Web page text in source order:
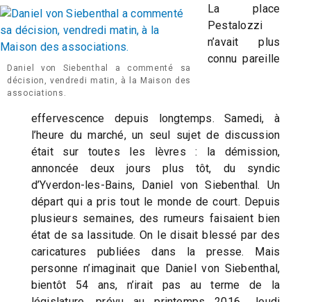
Daniel von Siebenthal a commenté sa
décision, vendredi matin, à la Maison des
associations.
La place
Pestalozzi
n’avait plus
connu pareille
effervescence depuis longtemps. Samedi, à
l’heure du marché, un seul sujet de discussion
était sur toutes les lèvres : la démission,
annoncée deux jours plus tôt, du syndic
d’Yverdon-les-Bains, Daniel von Siebenthal. Un
départ qui a pris tout le monde de court. Depuis
plusieurs semaines, des rumeurs faisaient bien
état de sa lassitude. On le disait blessé par des
caricatures publiées dans la presse. Mais
personne n’imaginait que Daniel von Siebenthal,
bientôt 54 ans, n’irait pas au terme de la